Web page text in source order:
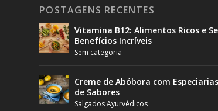
POSTAGENS RECENTES
Vitamina B12: Alimentos Ricos e
Benefícios Incríveis
Sem categoria
Creme de Abóbora com
de Sabores
Salgados Ayurvédicos